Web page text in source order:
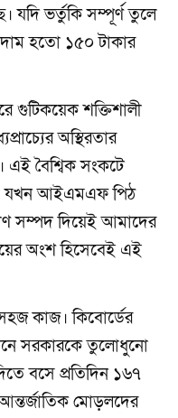
যদি ভর্তুকি সম্পূর্ণ তুলে
হতো ১৫০ টাকার
গুটিকয়েক শক্তিশালী
অস্থিরতার
এই বৈশ্বিক সংকটে
যখন আইএমএফ পিঠ
সম্পদ দিয়েই আমাদের
অংশ হিসেবেই এই
কাজ। কিবোর্ডের
সরকারকে তুলোধুনো
বসে প্রতিদিন ১৬৭
মোড়লদের